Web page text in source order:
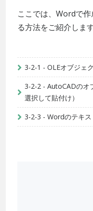
ここでは、Wordで
る方法をご紹介します
3-2-1 - OLEオブジェ
3-2-2 - AutoCADのオ
選択して貼付け）
3-2-3 - Wordのテキス